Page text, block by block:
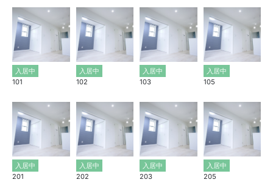
入居中
101
入居中
102
入居中
103
入居中
105
入居中
201
入居中
202
入居中
203
入居中
205